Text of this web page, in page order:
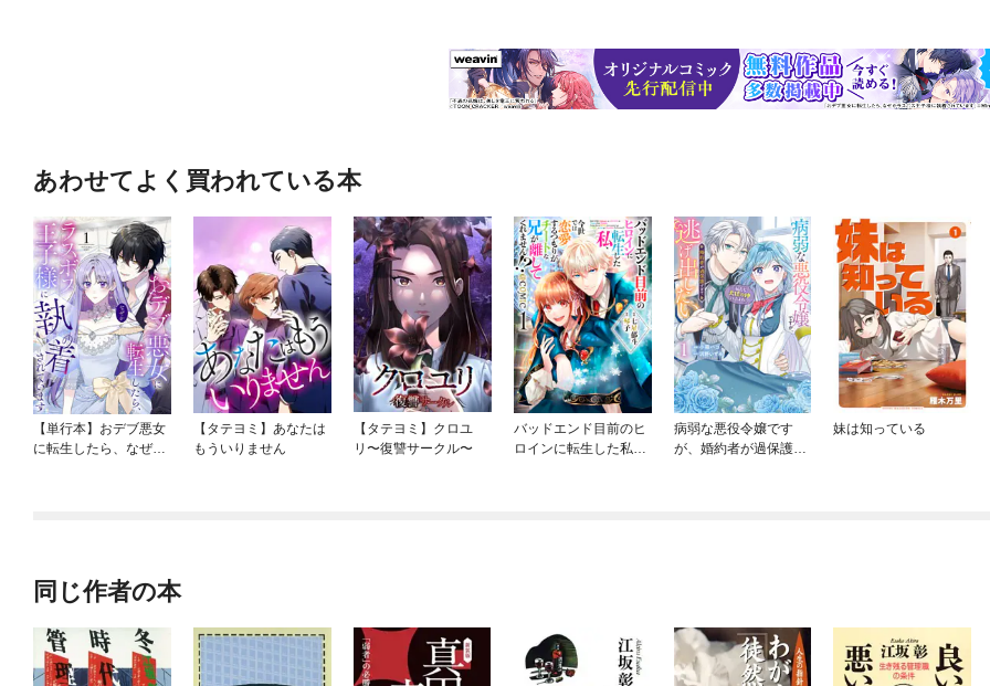
あわせてよく買われている本
【単行本】おデブ悪女
に転生したら、なぜか
【タテヨミ】あなたは
もういりません
【タテヨミ】クロユ
リ〜復讐サークル〜
バッドエンド目前のヒ
ロインに転生した私、
病弱な悪役令嬢です
が、婚約者が過保護す
妹は知っている
同じ作者の本